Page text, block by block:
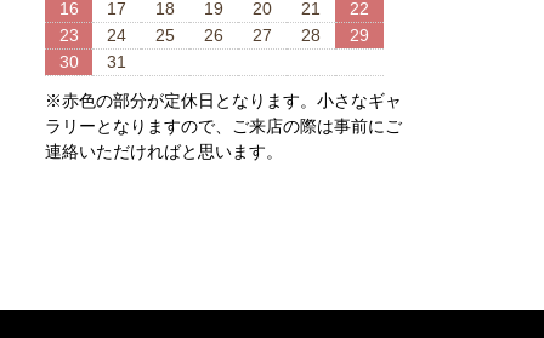
16 17 18 19 20 21
22
23
24 25 26 27 28
29
30
31
※赤色の部分が定休日となります。小さなギャ
ラリーとなりますので、ご来店の際は事前にご
連絡いただければと思います。